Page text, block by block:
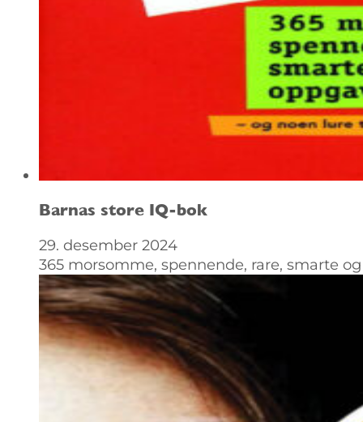
Barnas store IQ-bok
29. desember 2024
365 morsomme, spennende, rare, smarte